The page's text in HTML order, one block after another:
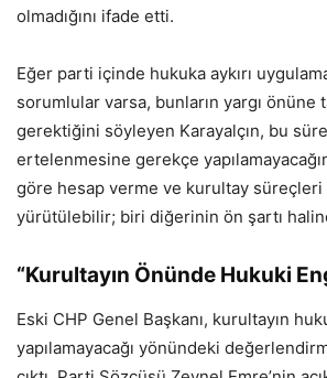
olmadığını ifade etti.
Eğer parti içinde hukuka aykırı
sorumlular varsa, bunların yargı önüne
gerektiğini söyleyen Karayalçın, bu
ertelenmesine gerekçe
göre hesap verme ve kurultay süreçleri
yürütülebilir; biri diğerinin ön şartı
“Kurultayın Önünde Hukuki
Eski CHP Genel Başkanı, kurultayın
yapılamayacağı yönündeki